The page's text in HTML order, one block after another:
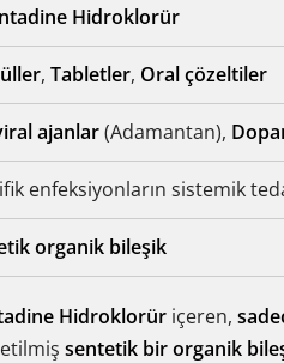
Hidroklorür
, Tabletler, Oral çözeltiler
ajanlar(Adamantan),
enfeksiyonların sistemik
organik bileşik
Hidroklorür içeren,
sentetik bir organik